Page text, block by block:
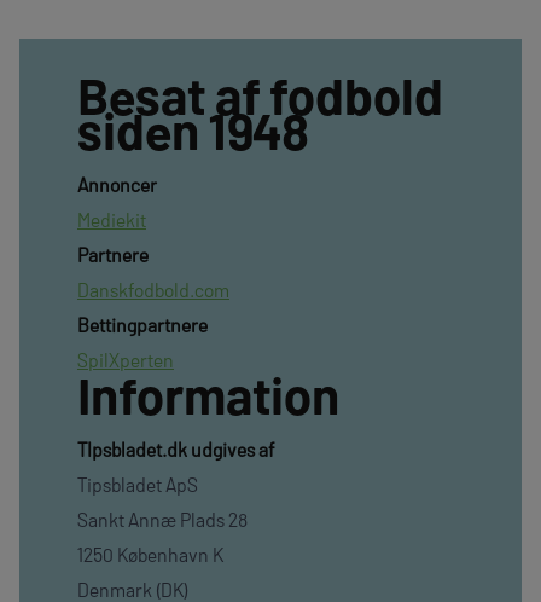
Besat af fodbold
siden 1948
Annoncer
Mediekit
Partnere
Danskfodbold.com
Bettingpartnere
SpilXperten
Information
TIpsbladet.dk udgives af
Tipsbladet ApS
Sankt Annæ Plads 28
1250 København K
Denmark (DK)